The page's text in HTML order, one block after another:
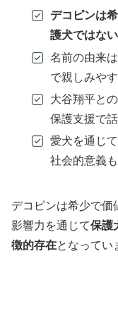
デコピンは
護犬ではない
名前の由来
で親しみや
大谷翔平と
保護支援で
愛犬を通じ
社会的意義
デコピンは希少で価
影響力を通じて保護
徴的存在となってい